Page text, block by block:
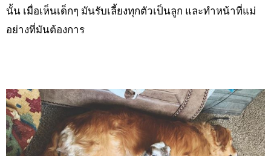
นั้น เมื่อเห็นเด็กๆ มันรับเลี้ยงทุกตัวเป็นลูก และทำหน้าที่แม่
อย่างที่มันต้องการ